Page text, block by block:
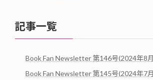
記事一覧
Book Fan Newsletter 第146号(2024年8月
Book Fan Newsletter 第145号(2024年7月